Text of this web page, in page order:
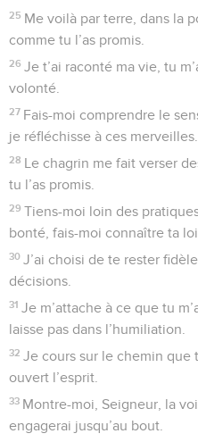
25 Me voilà par terre, dans la
comme tu l’as promis.
26 Je t’ai raconté ma vie, tu
volonté.
27 Fais-moi comprendre le
je réfléchisse à ces merveilles.
28 Le chagrin me fait verser
tu l’as promis.
29 Tiens-moi loin des
bonté, fais-moi connaître ta loi.
30 J’ai choisi de te rester
décisions.
31 Je m’attache à ce que tu
laisse pas dans l’humiliation.
32 Je cours sur le chemin que
ouvert l’esprit.
33 Montre-moi, Seigneur, la
engagerai jusqu’au bout.